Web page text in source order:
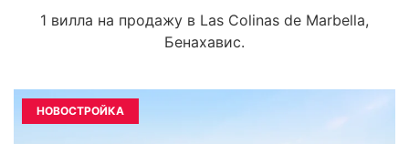
1 вилла на продажу в Las Colinas de Marbella,
Бенахавис.
НОВОСТРОЙКА